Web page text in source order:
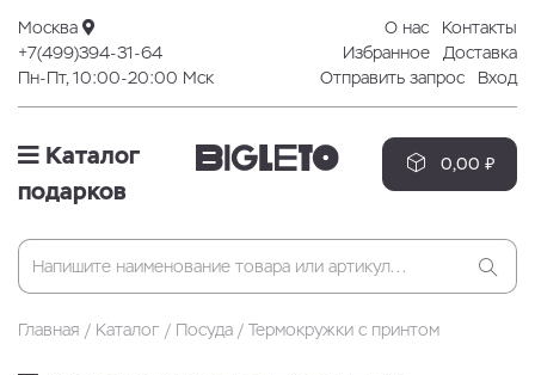
Москва
+7(499)394-31-64
Пн-Пт, 10:00-20:00 Мск
О нас
Контакты
Избранное
Доставка
Отправить запрос
Вход
Каталог
подарков
0,00 ₽
Главная Каталог Посуда Термокружки с принтом